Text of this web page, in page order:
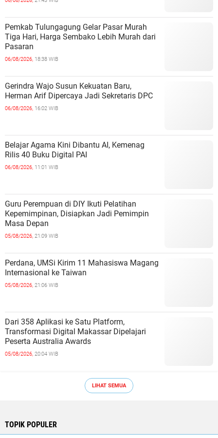
Pemkab Tulungagung Gelar Pasar Murah
Tiga Hari, Harga Sembako Lebih Murah dari
Pasaran
06/08/2026, 18:38 WIB
Gerindra Wajo Susun Kekuatan Baru,
Herman Arif Dipercaya Jadi Sekretaris DPC
06/08/2026, 16:02 WIB
Belajar Agama Kini Dibantu AI, Kemenag
Rilis 40 Buku Digital PAI
06/08/2026, 11:01 WIB
Guru Perempuan di DIY Ikuti Pelatihan
Kepemimpinan, Disiapkan Jadi Pemimpin
Masa Depan
05/08/2026, 21:09 WIB
Perdana, UMSi Kirim 11 Mahasiswa Magang
Internasional ke Taiwan
05/08/2026, 21:06 WIB
Dari 358 Aplikasi ke Satu Platform,
Transformasi Digital Makassar Dipelajari
Peserta Australia Awards
05/08/2026, 20:04 WIB
LIHAT SEMUA
TOPIK POPULER